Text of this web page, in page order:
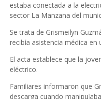
estaba conectada a la
sector La Manzana del
Se trata de Grismeilyn
recibía asistencia médica
El acta establece que la
eléctrico.
Familiares informaron que
descarga cuando